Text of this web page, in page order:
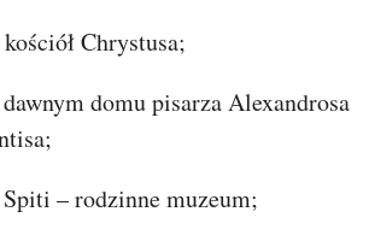
Chrystusa;
domu pisarza Alexandrosa
– rodzinne muzeum;